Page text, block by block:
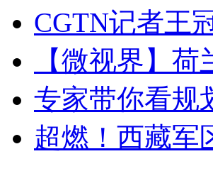
CGTN记者王
【微视界】
专家带你看规
超燃！西藏军